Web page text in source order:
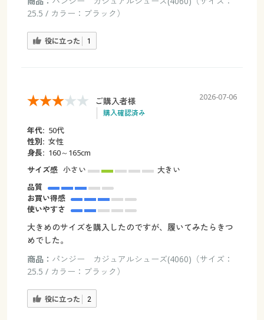
25.5 / カラー：ブラック）
役に立った 1
ご購入者様
購入確認済み
2026-07-06
年代: 50代
性別: 女性
身長: 160～165cm
サイズ感 小さい
大きい
品質
お買い得感
使いやすさ
大きめのサイズを購入したのですが、履いてみたらきつ
めでした。
商品： パンジー カジュアルシューズ(4060)（サイズ：
25.5 / カラー：ブラック）
役に立った 2